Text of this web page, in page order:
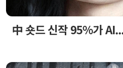
中 숏드 신작 95%가